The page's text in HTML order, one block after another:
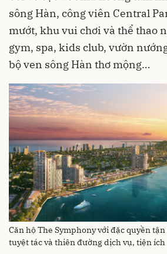
sông Hàn, công viên Central
mướt, khu vui chơi và thể thao
gym, spa, kids club, vườn
bộ ven sông Hàn thơ mộng…
Căn hộ The Symphony với đặc quyền
tuyệt tác và thiên đường dịch vụ, tiện ích